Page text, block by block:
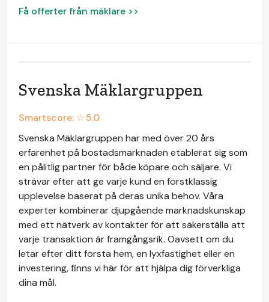
Få offerter från mäklare >>
Svenska Mäklargruppen
Smartscore: ☆5.0
Svenska Mäklargruppen har med över 20 års
erfarenhet på bostadsmarknaden etablerat sig som
en pålitlig partner för både köpare och säljare. Vi
strävar efter att ge varje kund en förstklassig
upplevelse baserat på deras unika behov. Våra
experter kombinerar djupgående marknadskunskap
med ett nätverk av kontakter för att säkerställa att
varje transaktion är framgångsrik. Oavsett om du
letar efter ditt första hem, en lyxfastighet eller en
investering, finns vi här för att hjälpa dig förverkliga
dina mål.